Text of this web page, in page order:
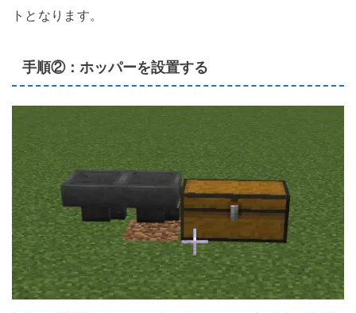
トとなります。
手順②：ホッパーを設置する